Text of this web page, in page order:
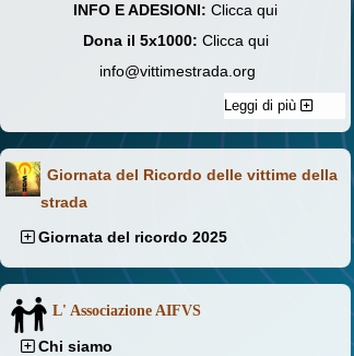
INFO E ADESIONI: Clicca qui
Dona il 5x1000: Clicca qui
info@vittimestrada.org
Leggi di più
Giornata del Ricordo delle vittime della
strada
Giornata del ricordo 2025
L' Associazione AIFVS
Chi siamo